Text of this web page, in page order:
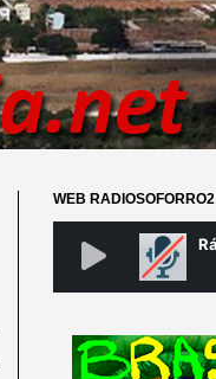
WEB RADIOSOFORRO2